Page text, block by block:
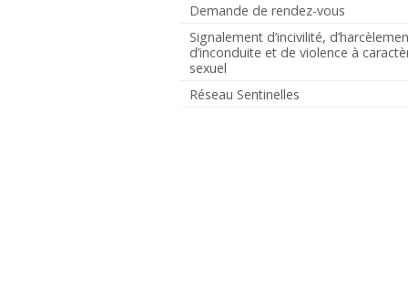
Demande de rendez-vous
Signalement d’incivilité,
d’inconduite et de violence à
sexuel
Réseau Sentinelles